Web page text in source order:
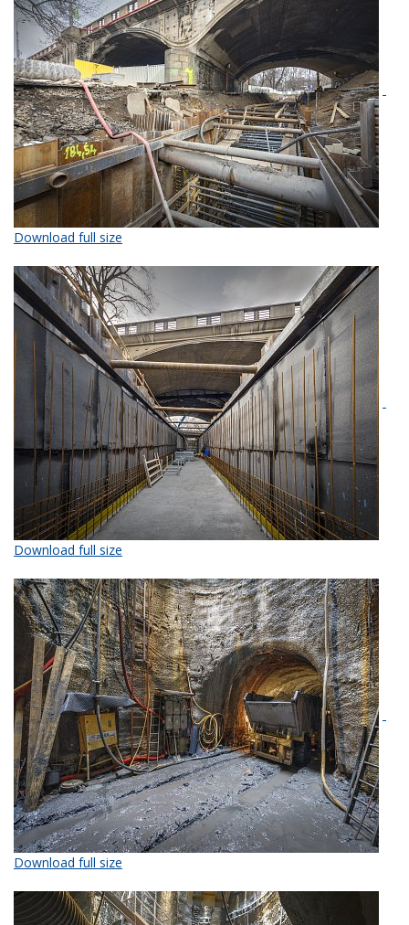
Download full size
Download full size
Download full size